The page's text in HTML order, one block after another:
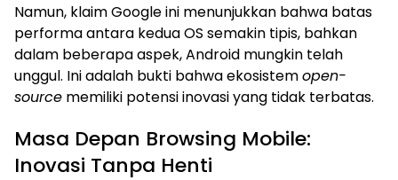
Namun, klaim Google ini menunjukkan bahwa batas
performa antara kedua OS semakin tipis, bahkan
dalam beberapa aspek, Android mungkin telah
unggul. Ini adalah bukti bahwa ekosistemopen-
source memiliki potensi inovasi yang tidak terbatas.
Masa Depan Browsing Mobile:
Inovasi Tanpa Henti